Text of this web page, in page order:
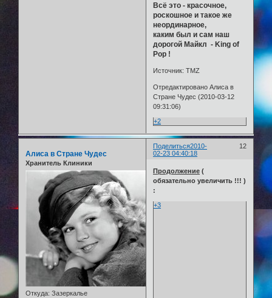
Всё это - красочное,
роскошное и такое же
неординарное,
каким был и сам наш
дорогой Майкл - King of
Рop !
Источник: TMZ
Отредактировано Алиса в
Стране Чудес (2010-03-12
09:31:06)
+2
Поделиться 12
2010-
02-23 04:40:18
Алиса в Стране Чудес
Хранитель Клиники
Откуда: Зазеркалье
Продолжение (
обязательно увеличить !!! )
:
+3